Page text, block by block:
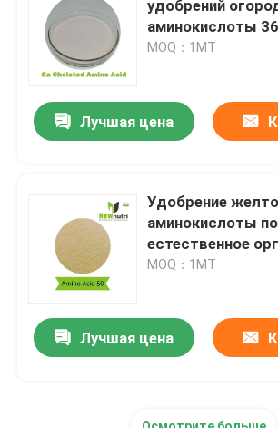
Порошок выдержки келпа
удобрений
аминокислоты
MOQ：1МТ
Лучшая цена
Удобрение
аминокислоты
естественное
MOQ：1МТ
Лучшая цена